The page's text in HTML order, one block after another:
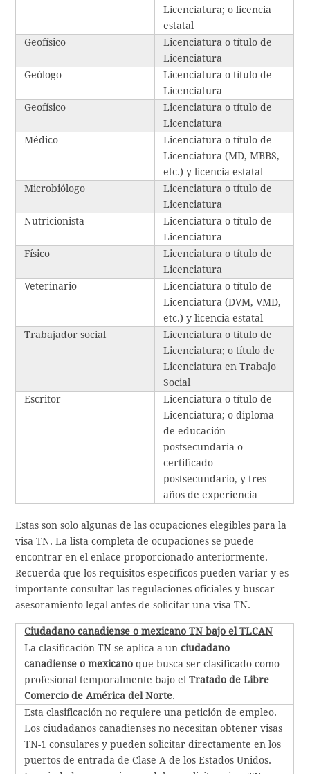
Licenciatura; o licencia
estatal
Geofísico
Licenciatura o título de
Licenciatura
Geólogo
Licenciatura o título de
Licenciatura
Geofísico
Licenciatura o título de
Licenciatura
Médico
Licenciatura o título de
Licenciatura (MD, MBBS,
etc.) y licencia estatal
Microbiólogo
Licenciatura o título de
Licenciatura
Nutricionista
Licenciatura o título de
Licenciatura
Físico
Licenciatura o título de
Licenciatura
Veterinario
Licenciatura o título de
Licenciatura (DVM, VMD,
etc.) y licencia estatal
Trabajador social
Licenciatura o título de
Licenciatura; o título de
Licenciatura en Trabajo
Social
Escritor
Licenciatura o título de
Licenciatura; o diploma
de educación
postsecundaria o
certificado
postsecundario, y tres
años de experiencia
Estas son solo algunas de las ocupaciones elegibles para la
visa TN. La lista completa de ocupaciones se puede
encontrar en el enlace proporcionado anteriormente.
Recuerda que los requisitos específicos pueden variar y es
importante consultar las regulaciones oficiales y buscar
asesoramiento legal antes de solicitar una visa TN.
Ciudadano canadiense o mexicano TN bajo el TLCAN
La clasificación TN se aplica a unciudadano
canadiense o mexicano que busca ser clasificado como
profesional temporalmente bajo elTratado de Libre
Comercio de América del Norte.
Esta clasificación no requiere una petición de empleo.
Los ciudadanos canadienses no necesitan obtener visas
TN-1 consulares y pueden solicitar directamente en los
puertos de entrada de Clase A de los Estados Unidos.